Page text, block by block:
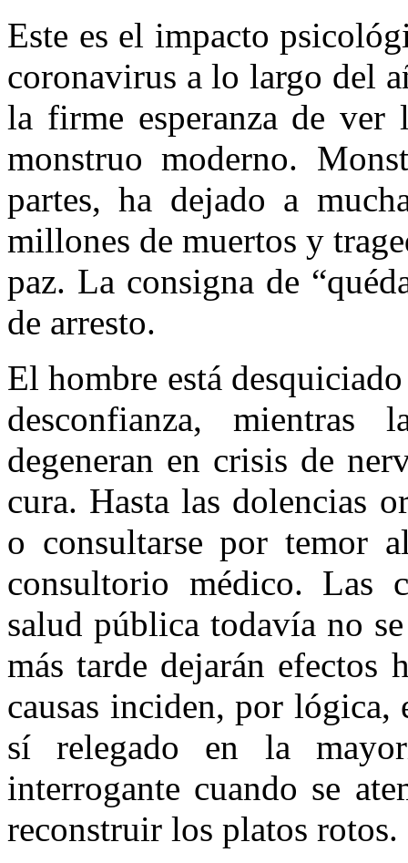
Este es el impacto
coronavirus a lo largo del
la firme esperanza de ver
monstruo moderno.
partes, ha dejado a
millones de muertos y
paz. La consigna de
de arresto.
El hombre está
desconfianza, mientras
degeneran en crisis de
cura. Hasta las dolencias
o consultarse por temor
consultorio médico. Las
salud pública todavía no
más tarde dejarán efectos
causas inciden, por
sí relegado en la
interrogante cuando se
reconstruir los platos rotos.